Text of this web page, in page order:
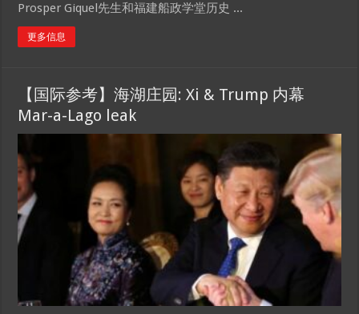
Prosper Giquel先生和福建船政学堂历史 ...
更多信息
【国际参考】海湖庄园: Xi & Trump 内幕
Mar-a-Lago leak